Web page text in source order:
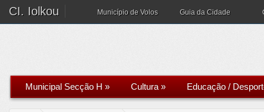
CI. Iolkou Município de Volos Guia da Cidade
Municipal Secção H » Cultura» Educação /